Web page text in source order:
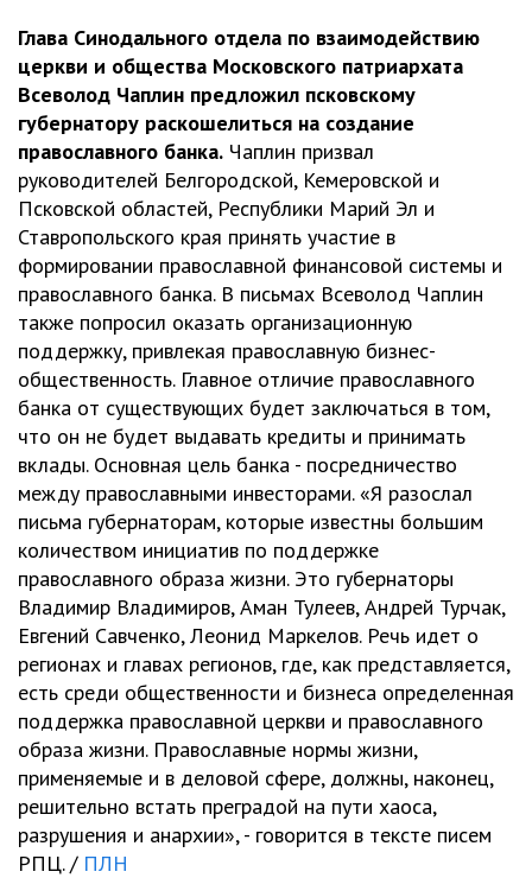
Глава Синодального отдела по взаимодействию
церкви и общества Московского патриархата
Всеволод Чаплин предложил псковскому
губернатору раскошелиться на создание
православного банка. Чаплин призвал
руководителей Белгородской, Кемеровской и
Псковской областей, Республики Марий Эл и
Ставропольского края принять участие в
формировании православной финансовой системы и
православного банка. В письмах Всеволод Чаплин
также попросил оказать организационную
поддержку, привлекая православную бизнес-
общественность. Главное отличие православного
банка от существующих будет заключаться в том,
что он не будет выдавать кредиты и принимать
вклады. Основная цель банка - посредничество
между православными инвесторами. «Я разослал
письма губернаторам, которые известны большим
количеством инициатив по поддержке
православного образа жизни. Это губернаторы
Владимир Владимиров, Аман Тулеев, Андрей Турчак,
Евгений Савченко, Леонид Маркелов. Речь идет о
регионах и главах регионов, где, как представляется,
есть среди общественности и бизнеса определенная
поддержка православной церкви и православного
образа жизни. Православные нормы жизни,
применяемые и в деловой сфере, должны, наконец,
решительно встать преградой на пути хаоса,
разрушения и анархии», - говорится в тексте писем
РПЦ. / ПЛН